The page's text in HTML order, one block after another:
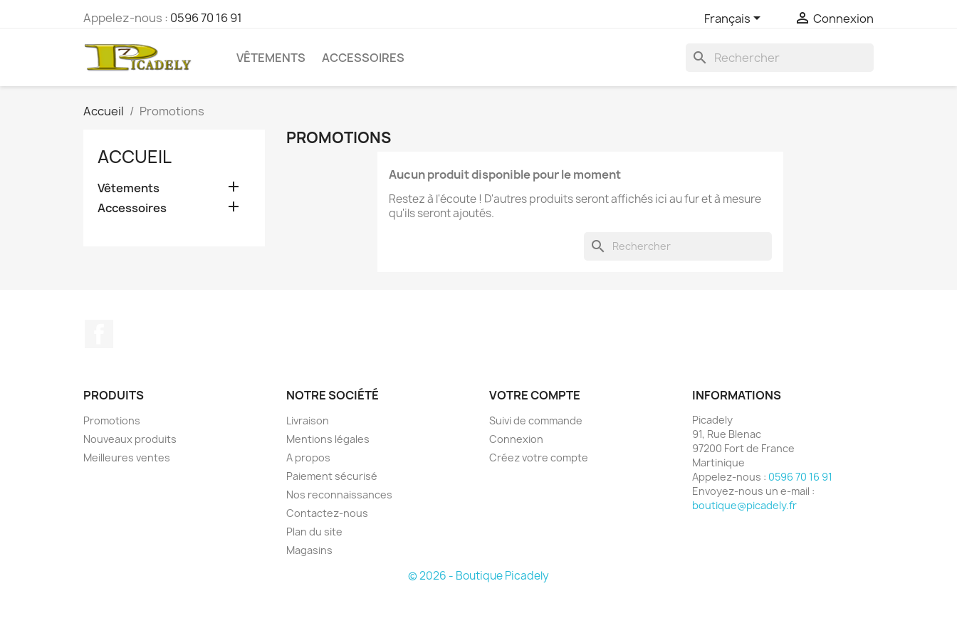
Appelez-nous : 0596 70 16 91 Français  Connexion
VÊTEMENTS ACCESSOIRES search
Accueil Promotions
ACCUEIL
Vêtements 
Accessoires 
PROMOTIONS
Aucun produit disponible pour le moment
Restez à l'écoute ! D'autres produits seront affichés ici au fur et à mesure
qu'ils seront ajoutés.
search
PRODUITS
Promotions
Nouveaux produits
Meilleures ventes
NOTRE SOCIÉTÉ
Livraison
Mentions légales
A propos
Paiement sécurisé
Nos reconnaissances
Contactez-nous
Plan du site
Magasins
VOTRE COMPTE
Suivi de commande
Connexion
Créez votre compte
INFORMATIONS
Picadely
91, Rue Blenac
97200 Fort de France
Martinique
Appelez-nous : 0596 70 16 91
Envoyez-nous un e-mail :
boutique@picadely.fr
© 2026 - Boutique Picadely